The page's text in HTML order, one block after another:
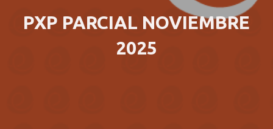
PXP PARCIAL NOVIEMBRE
2025